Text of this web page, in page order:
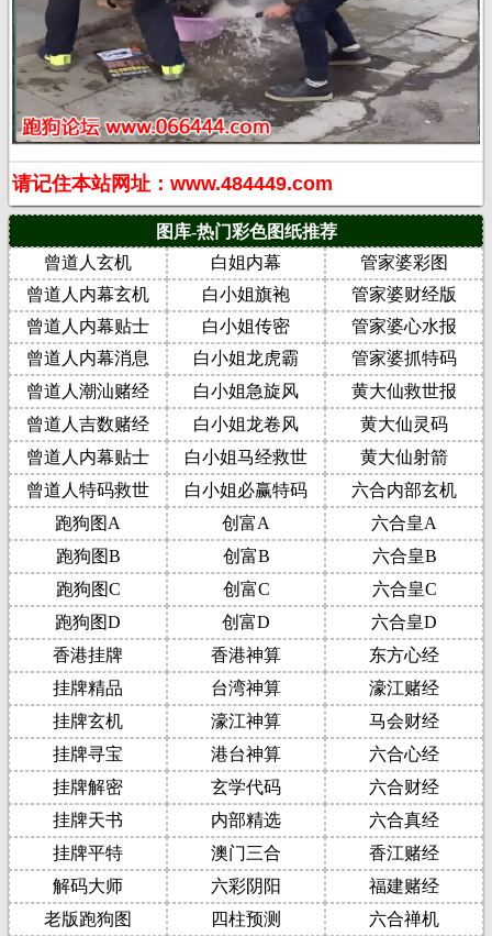
请记住本站网址：www.484449.com
图库-热门彩色图纸推荐
曾道人玄机
白姐内幕
管家婆彩图
曾道人内幕玄机
白小姐旗袍
管家婆财经版
曾道人内幕贴士
白小姐传密
管家婆心水报
曾道人内幕消息
白小姐龙虎霸
管家婆抓特码
曾道人潮汕赌经
白小姐急旋风
黄大仙救世报
曾道人吉数赌经
白小姐龙卷风
黄大仙灵码
曾道人内幕贴士
白小姐马经救世
黄大仙射箭
曾道人特码救世
白小姐必赢特码
六合内部玄机
跑狗图A
创富A
六合皇A
跑狗图B
创富B
六合皇B
跑狗图C
创富C
六合皇C
跑狗图D
创富D
六合皇D
香港挂牌
香港神算
东方心经
挂牌精品
台湾神算
濠江赌经
挂牌玄机
濠江神算
马会财经
挂牌寻宝
港台神算
六合心经
挂牌解密
玄学代码
六合财经
挂牌天书
内部精选
六合真经
挂牌平特
澳门三合
香江赌经
解码大师
六彩阴阳
福建赌经
老版跑狗图
四柱预测 六合禅机